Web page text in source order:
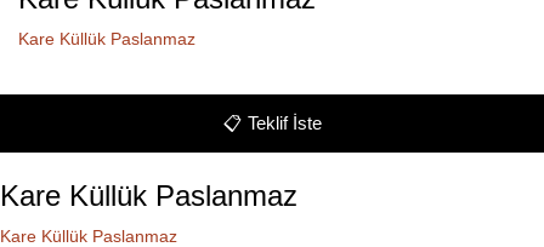
Kare Küllük Paslanmaz
📋 Teklif İste
Kare Küllük Paslanmaz
Kare Küllük Paslanmaz